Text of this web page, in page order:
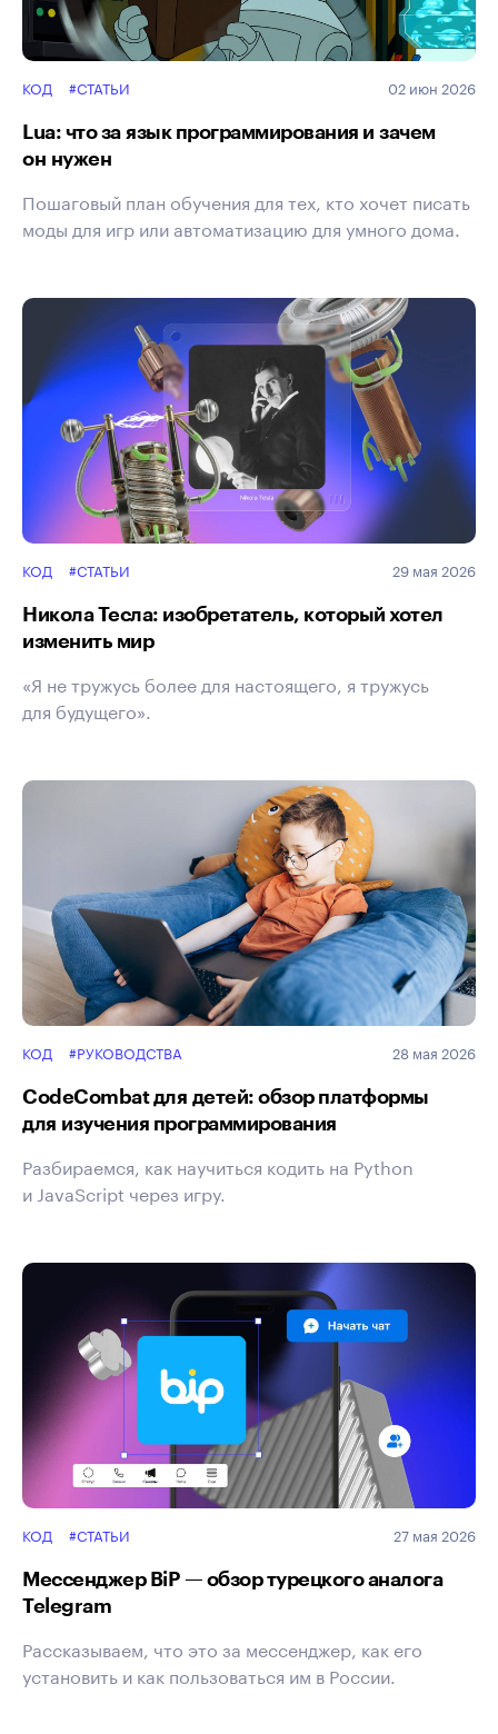
КОД #СТАТЬИ 02 июн 2026
Lua: что за язык программирования и зачем
он нужен
Пошаговый план обучения для тех, кто хочет писать
моды для игр или автоматизацию для умного дома.
КОД #СТАТЬИ 29 мая 2026
Никола Тесла: изобретатель, который хотел
изменить мир
«Я не тружусь более для настоящего, я тружусь
для будущего».
КОД #РУКОВОДСТВА 28 мая 2026
CodeCombat для детей: обзор платформы
для изучения программирования
Разбираемся, как научиться кодить на Python
и JavaScript через игру.
КОД #СТАТЬИ 27 мая 2026
Мессенджер BiP — обзор турецкого аналога
Telegram
Рассказываем, что это за мессенджер, как его
установить и как пользоваться им в России.